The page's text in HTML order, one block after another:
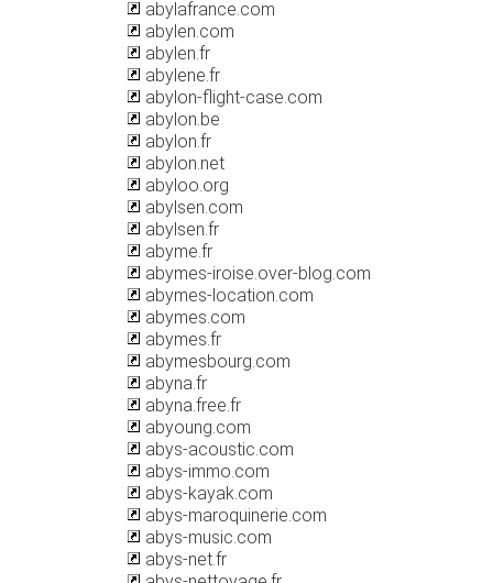
abylafrance.com
abylen.com
abylen.fr
abylene.fr
abylon-flight-case.com
abylon.be
abylon.fr
abylon.net
abyloo.org
abylsen.com
abylsen.fr
abyme.fr
abymes-iroise.over-blog.com
abymes-location.com
abymes.com
abymes.fr
abymesbourg.com
abyna.fr
abyna.free.fr
abyoung.com
abys-acoustic.com
abys-immo.com
abys-kayak.com
abys-maroquinerie.com
abys-music.com
abys-net.fr